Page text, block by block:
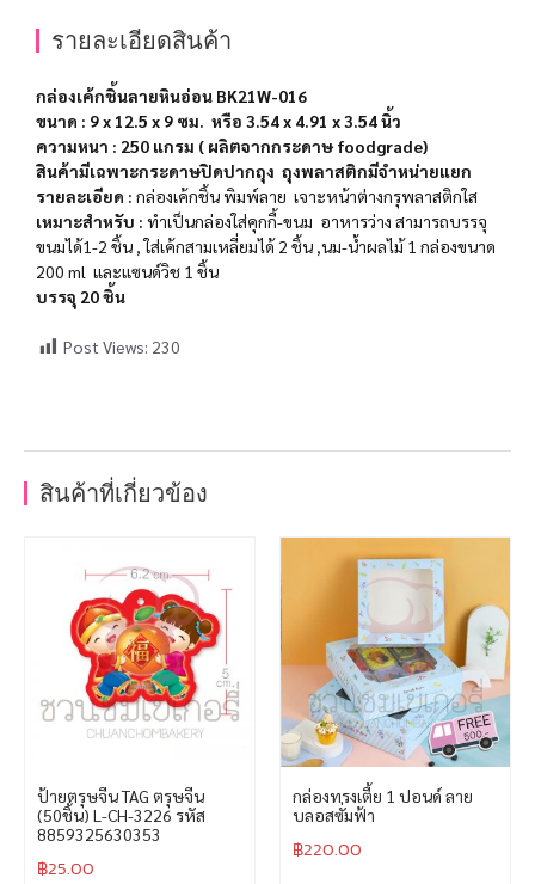
รายละเอียดสินค้า
กล่องเค้กชิ้นลายหินอ่อน BK21W-016
ขนาด : 9 x 12.5 x 9 ซม
หรือ 3.54 x 4.91 x 3.54 นิ้ว
ความหนา : 250 แกรม ( ผลิตจากกระดาษ foodgrade)
สินค้ามีเฉพาะกระดาษปิดปากถุง ถุงพลาสติกมีจำหน่ายแยก
รายละเอียด : กล่องเค้กชิ้น พิมพ์ลาย เจาะหน้าต่างกรุพลาสติกใส
เหมาะสำหรับ : ทำเป็นกล่องใส่คุกกี้-ขนม อาหารว่าง สามารถบรรจุ
ขนมได้1-2 ชิ้น , ใส่เค้กสามเหลี่ยมได้ 2 ชิ้น ,นม-น้ำผลไม้ 1 กล่องขนาด
200 ml และแซนด์วิช 1 ชิ้น
บรรจุ 20 ชิ้น
Post Views: 230
สินค้าที่เกี่ยวข้อง
ป้ายตรุษจีน TAG ตรุษจีน
(50ชิ้น) L-CH-3226 รหัส
8859325630353
฿25.00
กล่องทรงเตี้ย 1 ปอนด์ ลาย
บลอสซั่มฟ้า
฿220.00